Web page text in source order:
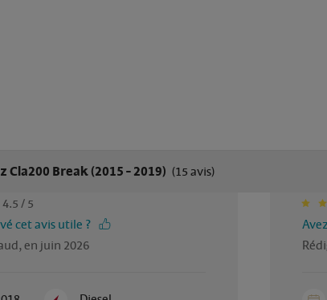
Cla200 Break (2015 - 2019) (15 avis)
4.5 / 5
cet avis utile ?
en juin 2026